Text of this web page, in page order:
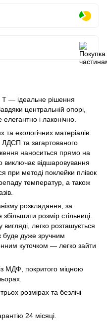
T — ідеальне рішення
центральній опорі,
і лаконічно.
та екологічних матеріалів.
та загартованого
наноситься прямо на
відшаровування
при методі поклейки плівок
температур, а також
розкладання, за
розмір стільниці.
легко розташується
буде дуже зручним
куточком — легко зайти
МДФ, покритого міцною
розмірах та безлічі
24 місяці.